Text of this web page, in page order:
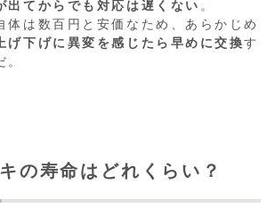
出てからでも対応は遅くない 。
体は数百円と安価なため、あらかじめ
げ下げに異変を感じたら早めに交換す
。
の寿命はどれくらい？